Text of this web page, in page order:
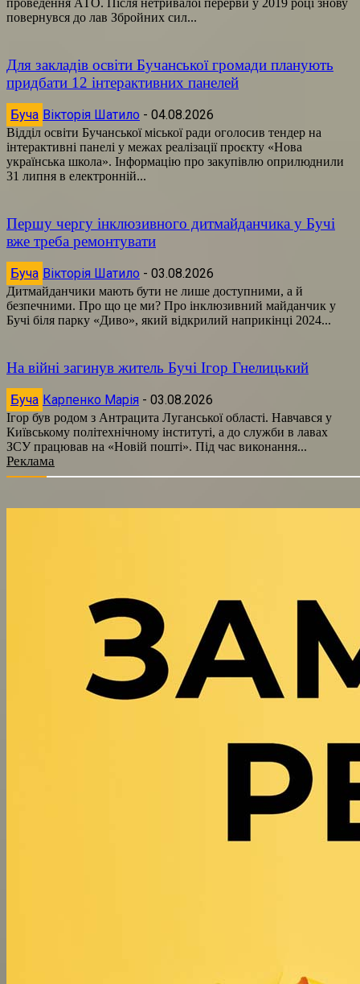
повернувся до лав Збройних сил...
Для закладів освіти Бучанської громади планують
придбати 12 інтерактивних панелей
Буча Вікторія Шатило - 04.08.2026
Відділ освіти Бучанської міської ради оголосив тендер на
інтерактивні панелі у межах реалізації проєкту «Нова
українська школа». Інформацію про закупівлю оприлюднили
31 липня в електронній...
Першу чергу інклюзивного дитмайданчика у Бучі
вже треба ремонтувати
Буча Вікторія Шатило - 03.08.2026
Дитмайданчики мають бути не лише доступними, а й
безпечними. Про що це ми? Про інклюзивний майданчик у
Бучі біля парку «Диво», який відкрилий наприкінці 2024...
На війні загинув житель Бучі Ігор Гнелицький
Буча Карпенко Марія - 03.08.2026
Ігор був родом з Антрацита Луганської області. Навчався у
Київському політехнічному інституті, а до служби в лавах
ЗСУ працював на «Новій пошті». Під час виконання...
Реклама